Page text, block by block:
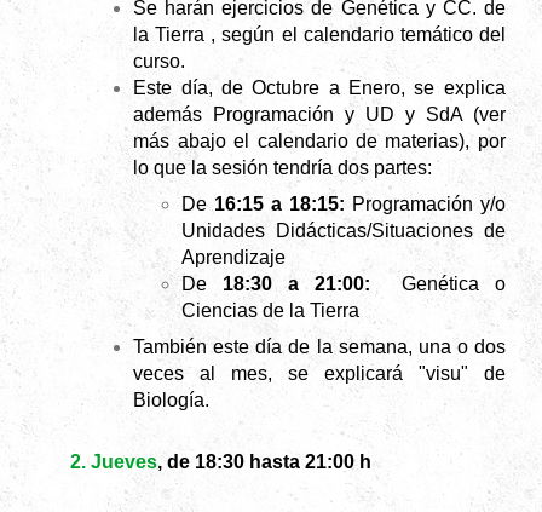
Se harán ejercicios de Genética y CC. de
la Tierra , según el calendario temático del
curso.
Este día, de Octubre a Enero, se explica
además Programación y UD y SdA (ver
más abajo el calendario de materias), por
lo que la sesión tendría dos partes:
De 16:15 a 18:15: Programación y/o
Unidades Didácticas/Situaciones de
Aprendizaje
De 18:30 a 21:00:
Genética o
Ciencias de la Tierra
También este día de la semana, una o dos
veces al mes, se explicará "visu" de
Biología.
2. Jueves, de 18:30 hasta 21:00 h